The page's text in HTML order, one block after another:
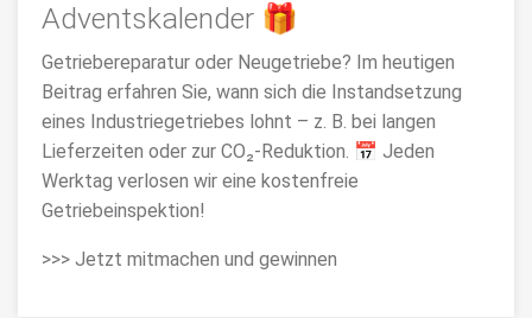
Adventskalender 🎁
Getriebereparatur oder Neugetriebe? Im heutigen
Beitrag erfahren Sie, wann sich die Instandsetzung
eines Industriegetriebes lohnt – z. B. bei langen
Lieferzeiten oder zur CO₂-Reduktion. 📅 Jeden
Werktag verlosen wir eine kostenfreie
Getriebeinspektion!
>>> Jetzt mitmachen und gewinnen